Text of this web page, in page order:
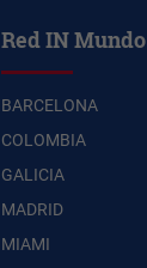
Red IN Mundo
BARCELONA
COLOMBIA
GALICIA
MADRID
MIAMI